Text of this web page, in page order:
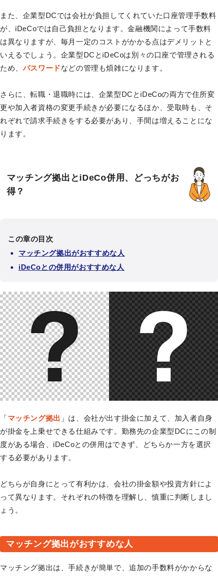
また、企業型DCでは会社が負担してくれていた口座管理手数料
が、iDeCoでは自己負担となります。金融機関によって手数料
は異なりますが、毎月一定のコストがかかる点はデメリットと
いえるでしょう。企業型DCとiDeCoは別々の口座で管理される
ため、 パスワードなどの管理も煩雑になります。
さらに、転職・退職時には、企業型DCとiDeCoの両方で住所変
更や加入者資格の変更手続きが必要になるほか、受取時も、そ
れぞれで請求手続きをする必要があり、手間は増えることにな
ります。
マッチング拠出とiDeCo併用、どっちがお
得？
この章の目次
マッチング拠出がおすすめな人
iDeCoとの併用がおすすめな人
「マッチング拠出 」は、会社が出す掛金に加えて、加入者自身
が掛金を上乗せできる仕組みです。勤務先の企業型DCにこの制
度がある場合、iDeCoとの併用はできず、どちらか一方を選択
する必要があります。
どちらが自身にとって有利かは、会社の掛金額や投資方針によ
って異なります。それぞれの特徴を理解し、慎重に判断しまし
ょう。
マッチング拠出がおすすめな人
マッチング拠出は、手続きが簡単で、追加の手数料がかからな